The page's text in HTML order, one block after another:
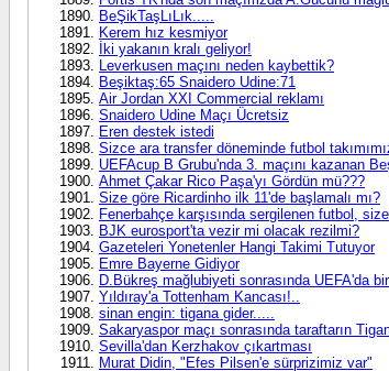
BeŞikTaşLıLık.....
Kerem hız kesmiyor
İki yakanın kralı geliyor!
Leverkusen maçını neden kaybettik?
Beşiktaş:65 Snaidero Udine:71
Air Jordan XXI Commercial reklamı
Snaidero Udine Maçı Ücretsiz
Eren destek istedi
Sizce ara transfer döneminde futbol
UEFAcup B Grubu'nda 3. maçını kazanan
Ahmet Çakar Rico Paşa'yı Gördün mü???
Size göre Ricardinho ilk 11'de başlamalı mı?
Fenerbahçe karşısında sergilenen futbol,
BJK eurosport'ta vezir mi olacak rezilmi?
Gazeteleri Yonetenler Hangi Takimi Tutuyor
Emre Bayerne Gidiyor
D.Bükreş mağlubiyeti sonrasında UEFA'da
Yıldıray'a Tottenham Kancası!..
sinan engin: tigana gider.....
Sakaryaspor maçı sonrasında taraftarın
Sevilla'dan Kerzhakov çıkartması
Murat Didin, "Efes Pilsen'e sürprizimiz var"